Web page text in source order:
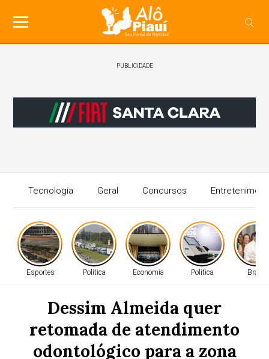
PUBLICIDADE
Tecnologia Geral Concursos
Esportes Política Economia Política Brasil
Dessim Almeida quer
retomada de atendimento
odontológico para a zona